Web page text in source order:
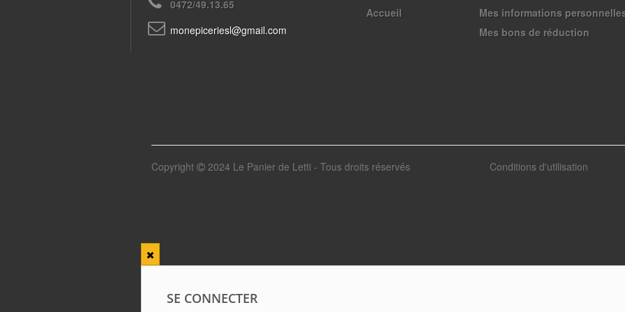
0472/49.13.65
monepiceriesl@gmail.com
Accueil
Mes informations
Mes bons de réduction
Copyright 2024 Le Panier de Letti - Tous droits réservés Conditions d'utilisation
SE CONNECTER